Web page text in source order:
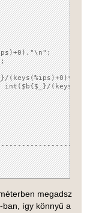
megadsz
ban, így könnyű a